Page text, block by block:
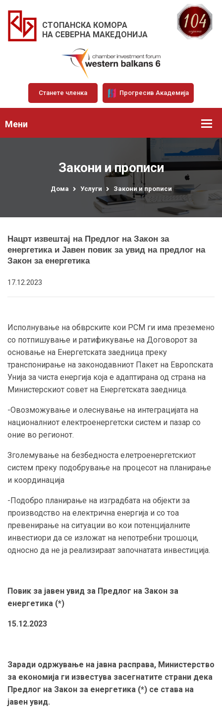
СТОПАНСКА КОМОРА
НА СЕВЕРНА МАКЕДОНИЈА
Станете членка Прогресив Академија
Мени
Закони и прописи
Дома Услуги Закони и прописи
Нацрт извештај на Предлог на Закон за
енергетика и Јавен повик за увид на предлог на
Закон за енергетика
17.12.2023
Исполнување на обврските кои РСМ ги има преземено
со потпишување и ратификување на Договорот за
основање на Енергетската заедница преку
транспонирање на законодавниот Пакет на Европската
Унија за чиста енергија која е адаптирана од страна на
Министерскиот совет на Енергетската заедница.
-Овозможување и олеснување на интеграцијата на
националниот електроенергетски систем и пазар со
оние во регионот.
Зголемување на безбедноста елетроенергетскиот
систем преку подобрување на процесот на планирање
и координација
-Подобро планирање на изградбата на објекти за
производство на електрична енергија и со тоа
превенирање на ситуации во кои потенцијалните
инвестиори да се изложат на непотребни трошоци,
односно да не ја реализираат започнатата инвестиција.
Повик за јавен увид за Предлог на Закон за
енергетика (*)
15.12.2023
Заради одржување на јавна расправа, Министерство
за економија ги известува засегнатите страни дека
Предлог на Закон за енергетика (*) се става на
јавен увид.